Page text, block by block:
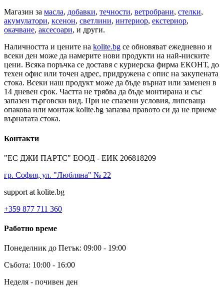
Магазин за масла, добавки, течности, ветробрани, стелки,
акумулатори, ксенон, светлини, интериор, екстериор,
окачване, аксесоари, и други.
Наличността и цените на kolite.bg се обновяват ежедневно и
всеки ден може да намерите нови продукти на най-ниските
цени. Всяка поръчка се доставя с куриерска фирма ЕКОНТ, до
техен офис или точен адрес, придружена с опис на закупената
стока. Всеки наш продукт може да бъде върнат или заменен в
14 дневен срок. Частта не трябва да бъде монтирана и със
запазен търговски вид. При не спазени условия, липсваща
опакова или монтаж kolite.bg запазва правото си да не приеме
върнатата стока.
Контакти
"ЕС ДЖИ ПАРТС" ЕООД - ЕИК 206818209
гр. София, ул. "Любляна" № 22
support at kolite.bg
+359 877 711 360
Работно време
Понеделник до Петък: 09:00 - 19:00
Събота: 10:00 - 16:00
Неделя - почивен ден